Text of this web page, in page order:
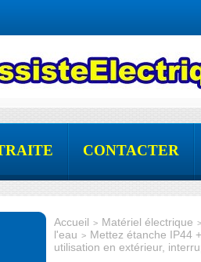
CONTACTER
Accueil > Matériel électrique >
l'eau > Mettez étanche IP44
utilisation en extérieur,